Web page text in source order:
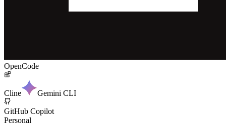
OpenCode
Cline Gemini CLI
GitHub Copilot
Personal